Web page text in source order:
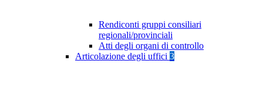
Rendiconti gruppi consiliari
regionali/provinciali
Atti degli organi di controllo
Articolazione degli uffici 3